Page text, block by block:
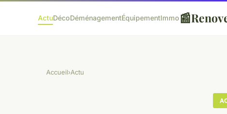
ActuDécoDéménagementÉquipementImmo 📰
Accueil›Actu